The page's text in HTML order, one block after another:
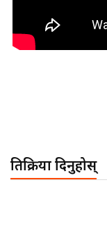
प्रतिक्रिया दिनुहोस्